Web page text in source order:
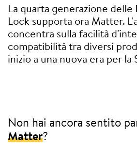
La quarta generazione
Lock supporta ora Matter.
concentra sulla facilità
compatibilità tra diversi
inizio a una nuova era per
Non hai ancora sentito
Matter?